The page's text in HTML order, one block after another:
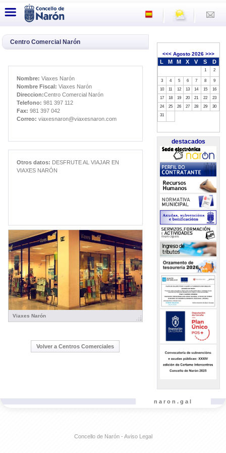
Centro Comercial Narón
Nombre: Viaxes Narón
Nombre Fiscal: Viaxes Narón
Direccion:Centro Comercial Narón
Telefono: 981 397 112
Fax: 981 397 042
Correo: viaxesnaron@viaxesnaron.com
Otros datos: DESFRUTE AL VIAJAR EN
VIAXES NARÓN
Viaxes Narón
Volver a Centros Comerciales
<<<Agosto 2026 >>>
L M M X V S D
1 2
3 4 5 6 7 8
9
10
11 12 13 14 15
16
17
18 19 20 21 22
23
24
25 26 27 28 29
30
31
destacados
naron.gal
Concello de Narón - Aviso Legal